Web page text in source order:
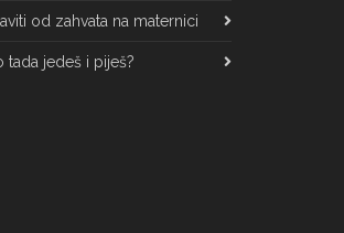
od zahvata na maternici
tada jedeš i piješ?